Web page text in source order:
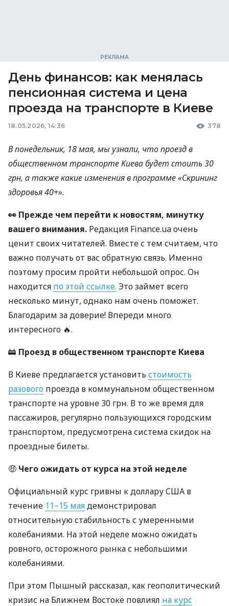
День финансов: как менялась
пенсионная система и цена
проезда на транспорте в Киеве
18.05.2026, 14:36 378
В понедельник, 18 мая, мы узнали, что проезд в
общественном транспорте Киева будет стоить 30
грн, а также какие изменения в программе «Скрининг
здоровья 40+».
👀 Прежде чем перейти к новостям, минутку
вашего внимания. Редакция Finance.ua очень
ценит своих читателей. Вместе с тем считаем, что
важно получать от вас обратную связь. Именно
поэтому просим пройти небольшой опрос. Он
находится по этой ссылке. Это займет всего
несколько минут, однако нам очень поможет.
Благодарим за доверие! Впереди много
интересного 🔥.
🚋 Проезд в общественном транспорте Киева
В Киеве предлагается установить стоимость
разового проезда в коммунальном общественном
транспорте на уровне 30 грн. В то же время для
пассажиров, регулярно пользующихся городским
транспортом, предусмотрена система скидок на
проездные билеты.
🤑 Чего ожидать от курса на этой неделе
Официальный курс гривны к доллару США в
течение 11−15 маядемонстрировал
относительную стабильность с умеренными
колебаниями. На этой неделе можно ожидать
ровного, осторожного рынка с небольшими
колебаниями.
При этом Пышный рассказал, как геополитический
кризис на Ближнем Востоке повлиял на курс